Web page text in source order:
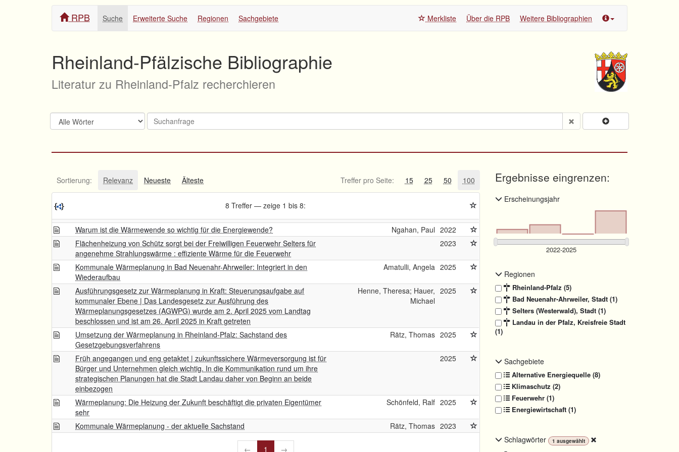
RPB Suche Erweiterte Suche Regionen Sachgebiete Merkliste Über die RPB Weitere Bibliographien
Rheinland-Pfälzische Bibliographie
Literatur zu Rheinland-Pfalz recherchieren
Sortierung: Relevanz Neueste Älteste Treffer pro Seite: 15 25 50 100
8 Treffer — zeige 1 bis 8:
Warum ist die Wärmewende so wichtig für die Energiewende? Ngahan, Paul 2022
Flächenheizung von Schütz sorgt bei der Freiwilligen Feuerwehr Selters für
angenehme Strahlungswärme : effiziente Wärme für die Feuerwehr
2023
Kommunale Wärmeplanung in Bad Neuenahr-Ahrweiler: Integriert in den
Wiederaufbau
Amatulli, Angela 2025
Ausführungsgesetz zur Wärmeplanung in Kraft: Steuerungsaufgabe auf
kommunaler Ebene | Das Landesgesetz zur Ausführung des
Wärmeplanungsgesetzes (AGWPG) wurde am 2. April 2025 vom Landtag
beschlossen und ist am 26. April 2025 in Kraft getreten
Henne, Theresa; Hauer,
Michael
2025
Umsetzung der Wärmeplanung in Rheinland-Pfalz: Sachstand des
Gesetzgebungsverfahrens
Rätz, Thomas 2025
Früh angegangen und eng getaktet | zukunftssichere Wärmeversorgung ist für
Bürger und Unternehmen gleich wichtig. In die Kommunikation rund um ihre
strategischen Planungen hat die Stadt Landau daher von Beginn an beide
einbezogen
2025
Wärmeplanung: Die Heizung der Zukunft beschäftigt die privaten Eigentümer
sehr
Schönfeld, Ralf 2025
Kommunale Wärmeplanung - der aktuelle Sachstand Rätz, Thomas 2023
← 1 →
Ergebnisse eingrenzen:
Erscheinungsjahr
Regionen
Rheinland-Pfalz (5)
Bad Neuenahr-Ahrweiler, Stadt (1)
Selters (Westerwald), Stadt (1)
Landau in der Pfalz, Kreisfreie Stadt
(1)
Sachgebiete
Alternative Energiequelle (8)
Klimaschutz (2)
Feuerwehr (1)
Energiewirtschaft (1)
Schlagwörter 1 ausgewählt